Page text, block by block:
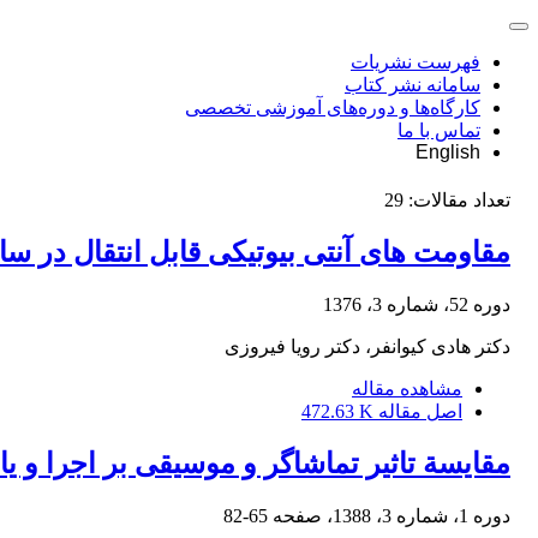
فهرست نشریات
سامانه نشر کتاب
کارگاه‌ها و دوره‌های آموزشی تخصصی
تماس با ما
English
تعداد مقالات: 29
مقاومت های آنتی بیوتیکی قابل انتقال در
دوره 52، شماره 3، 1376
دکتر هادی کیوانفر، دکتر رویا فیروزی
مشاهده مقاله
اصل مقاله 472.63 K
مقایسة تاثیر تماشاگر و موسیقی بر اجرا
دوره 1، شماره 3، 1388، صفحه 65-82